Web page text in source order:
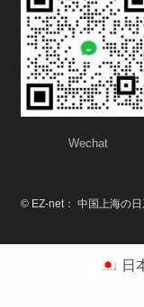
Wechat
©EZ-net： 中国上海の
日